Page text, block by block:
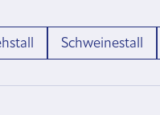
Schweinestall